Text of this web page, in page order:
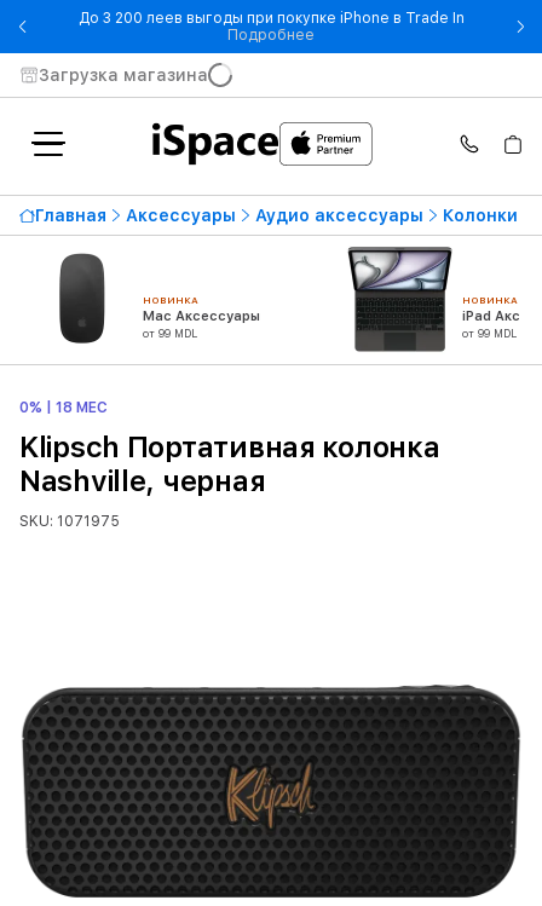
До 3 200 леев выгоды при покупке iPhone в Trade In
Подробнее - До 3 200 леев выгоды при
Загрузка магазина
Главная Аксессуары Аудио аксессуары Колонки
НОВИНКА
Mac Аксессуары
от 99 MDL
НОВИНКА
iPad
от 99 MDL
0% | 18 МЕС
Klipsch Портативная колонка
Nashville, черная
SKU: 1071975